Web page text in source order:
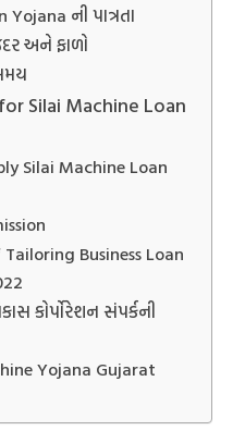
ની પાત્રતા
અને ફાળો
Silai Machine Loan
Silai Machine Loan
Business Loan
કોર્પોરેશન સંપર્કની
Yojana Gujarat